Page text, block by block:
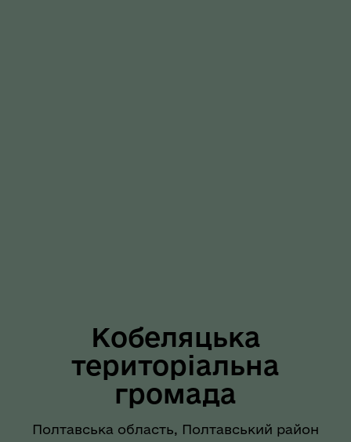
Кобеляцька
територіальна
громада
Полтавська область, Полтавський район